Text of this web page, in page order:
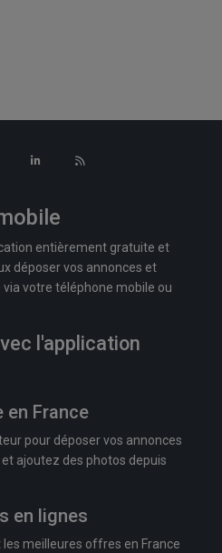
entièrement gratuite et
déposer vos annonces et
votre téléphone mobile ou
l'application
en France
pour déposer vos annonces
ajoutez des photos depuis
en lignes
meilleures offres en France